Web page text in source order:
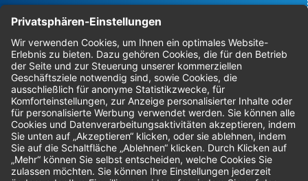
Bestellungen
Sendung verfolgen
Geprüfter Shop